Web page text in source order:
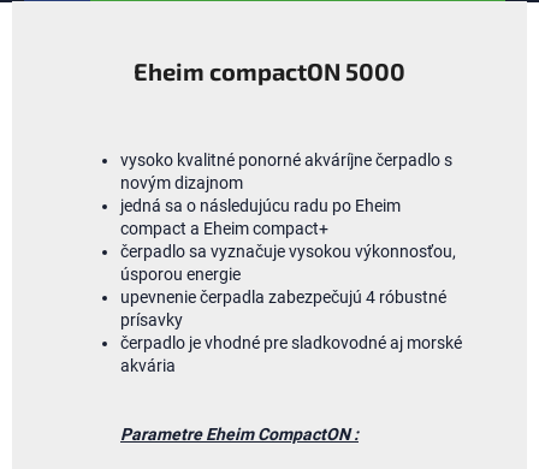
Eheim compactON 5000
vysoko kvalitné ponorné akváríjne čerpadlo s
novým dizajnom
jedná sa o následujúcu radu po Eheim
compact a Eheim compact+
čerpadlo sa vyznačuje vysokou výkonnosťou,
úsporou energie
upevnenie čerpadla zabezpečujú 4 róbustné
prísavky
čerpadlo je vhodné pre sladkovodné aj morské
akvária
Parametre Eheim CompactON :